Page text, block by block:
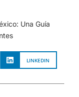
Una Guía
LINKEDIN